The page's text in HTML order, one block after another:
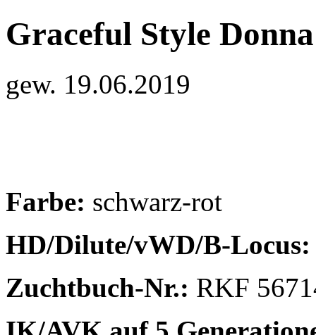
Graceful Style
gew. 19.06.2019
Farbe: schwarz-rot
HD/Dilute/vWD/B-
Zuchtbuch-Nr.: RKF